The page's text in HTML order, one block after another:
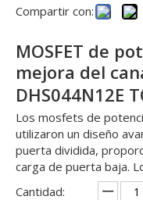
Compartir con:
MOSFET de
mejora del
DHS044N12E
Los mosfets de
utilizaron un diseño
puerta dividida,
carga de puerta baja.
Cantidad: